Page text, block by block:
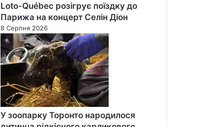
Loto-Québec розігрує поїздку до
Парижа на концерт Селін Діон
8 Серпня 2026
У зоопарку Торонто народилося